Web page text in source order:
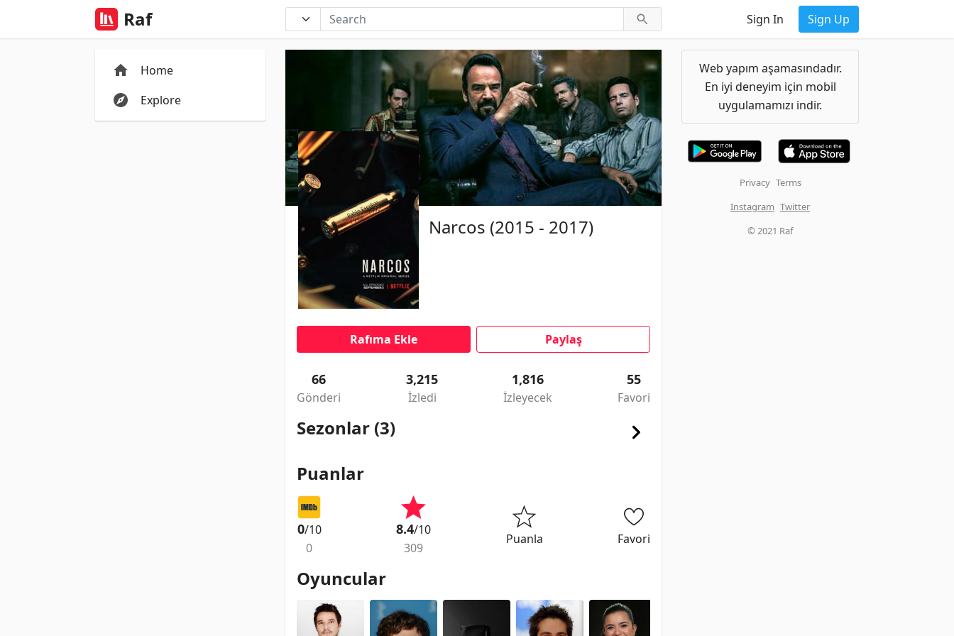
Raf Sign In Sign Up
Home
Explore
Narcos (2015 - 2017)
Rafıma Ekle Paylaş
66
Gönderi
3,215
İzledi
1,816
İzleyecek
55
Favori
Sezonlar (3)
Puanlar
0/10
0
8.4/10
309
Puanla Favori
Oyuncular
Web yapım aşamasındadır.
En iyi deneyim için mobil
uygulamamızı indir.
Privacy Terms
Instagram Twitter
© 2021 Raf